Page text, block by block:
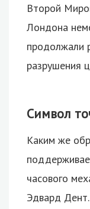
Второй
Лондона
продолжали
разрушения
Символ
Каким же
часового
Эдвард